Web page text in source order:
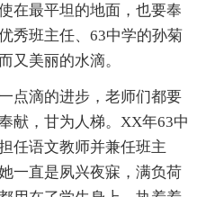
在最平坦的地面，也要奉
秀班主任、63中学的孙菊
又美丽的水滴。
点滴的进步，老师们都要
献，甘为人梯。XX年63中
任语文教师并兼任班主
一直是夙兴夜寐，满负荷